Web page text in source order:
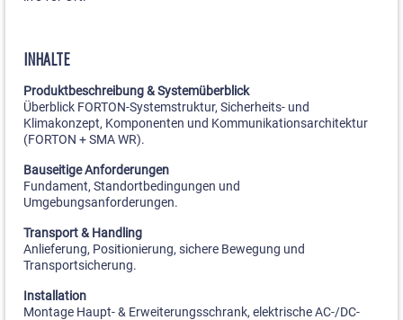
INHALTE
Produktbeschreibung & Systemüberblick
Überblick FORTON-Systemstruktur, Sicherheits- und
Klimakonzept, Komponenten und Kommunikationsarchitektur
(FORTON + SMA WR).
Bauseitige Anforderungen
Fundament, Standortbedingungen und
Umgebungsanforderungen.
Transport & Handling
Anlieferung, Positionierung, sichere Bewegung und
Transportsicherung.
Installation
Montage Haupt- & Erweiterungsschrank, elektrische AC-/DC-